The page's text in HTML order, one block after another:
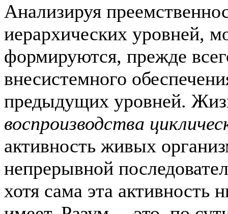
Анализируя
иерархических уровней,
формируются, прежде
внесистемного
предыдущих уровней.
воспроизводства
активность живых
непрерывной
хотя сама эта активность